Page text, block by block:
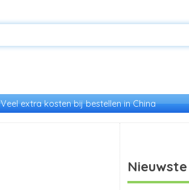
Veel extra kosten bij bestellen in China